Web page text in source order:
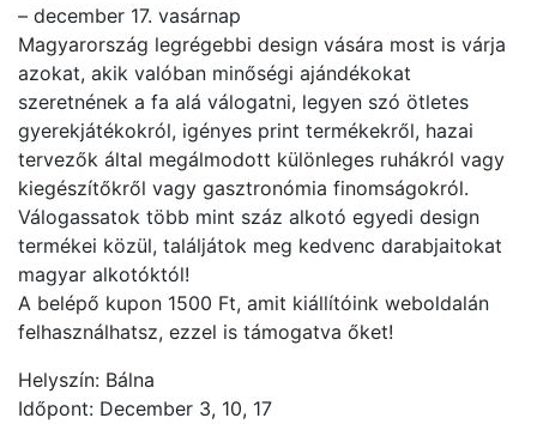
– december 17. vasárnap
Magyarország legrégebbi design vására most is várja
azokat, akik valóban minőségi ajándékokat
szeretnének a fa alá válogatni, legyen szó ötletes
gyerekjátékokról, igényes print termékekről, hazai
tervezők által megálmodott különleges ruhákról vagy
kiegészítőkről vagy gasztronómia finomságokról.
Válogassatok több mint száz alkotó egyedi design
termékei közül, találjátok meg kedvenc darabjaitokat
magyar alkotóktól!
A belépő kupon 1500 Ft, amit kiállítóink weboldalán
felhasználhatsz, ezzel is támogatva őket!
Helyszín: Bálna
Időpont: December 3, 10, 17